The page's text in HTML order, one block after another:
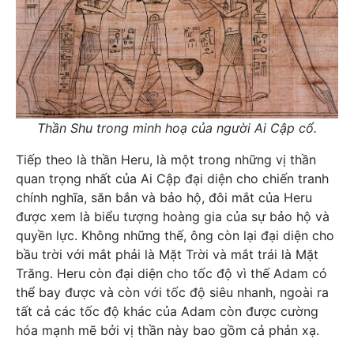
Thần Shu trong minh hoạ của người Ai Cập cổ.
Tiếp theo là thần Heru, là một trong những vị thần
quan trọng nhất của Ai Cập đại diện cho chiến tranh
chính nghĩa, săn bắn và bảo hộ, đôi mắt của Heru
được xem là biểu tượng hoàng gia của sự bảo hộ và
quyền lực. Không những thế, ông còn lại đại diện cho
bầu trời với mắt phải là Mặt Trời và mắt trái là Mặt
Trăng. Heru còn đại diện cho tốc độ vì thế Adam có
thể bay được và còn với tốc độ siêu nhanh, ngoài ra
tất cả các tốc độ khác của Adam còn được cường
hóa mạnh mẽ bởi vị thần này bao gồm cả phản xạ.